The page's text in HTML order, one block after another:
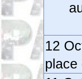
12
place